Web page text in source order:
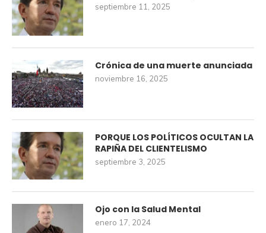
septiembre 11, 2025
Crónica de una muerte anunciada
noviembre 16, 2025
PORQUE LOS POLÍTICOS OCULTAN LA
RAPIÑA DEL CLIENTELISMO
septiembre 3, 2025
Ojo con la Salud Mental
enero 17, 2024